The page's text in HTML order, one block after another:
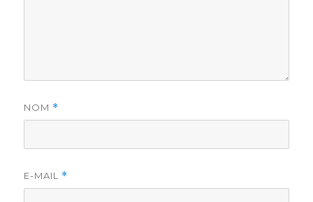
NOM *
E-MAIL *